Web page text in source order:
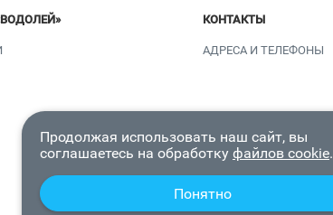
КОНТАКТЫ
АДРЕСА И ТЕЛЕФОНЫ
Продолжая использовать наш сайт, вы
соглашаетесь на обработку файлов cookie.
Понятно